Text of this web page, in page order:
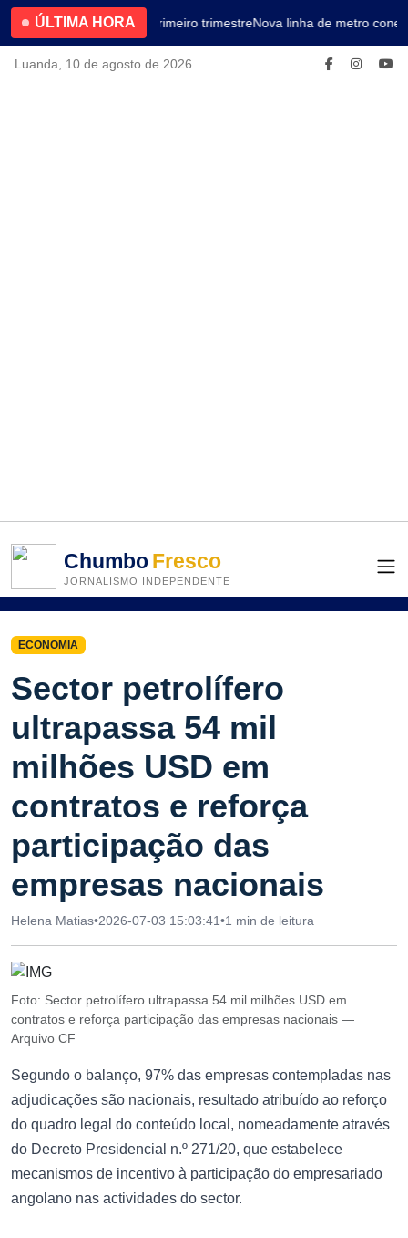
ÚLTIMA HORA4.2% no primeiro trimestreNova linha de metro
Luanda, 10 de agosto de 2026
ChumboFresco
JORNALISMO INDEPENDENTE
ECONOMIA
Sector petrolífero
ultrapassa 54 mil
milhões USD em
contratos e reforça
participação das
empresas nacionais
Helena Matias•2026-07-03 15:03:41•1 min de leitura
Foto: Sector petrolífero ultrapassa 54 mil milhões USD em
contratos e reforça participação das empresas nacionais —
Arquivo CF
Segundo o balanço, 97% das empresas contempladas nas
adjudicações são nacionais, resultado atribuído ao reforço
do quadro legal do conteúdo local, nomeadamente através
do Decreto Presidencial n.º 271/20, que estabelece
mecanismos de incentivo à participação do empresariado
angolano nas actividades do sector.